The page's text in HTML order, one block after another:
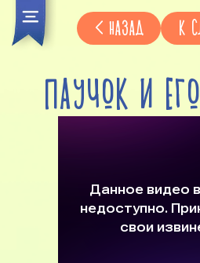
НАЗАД К
ПАУЧОК И